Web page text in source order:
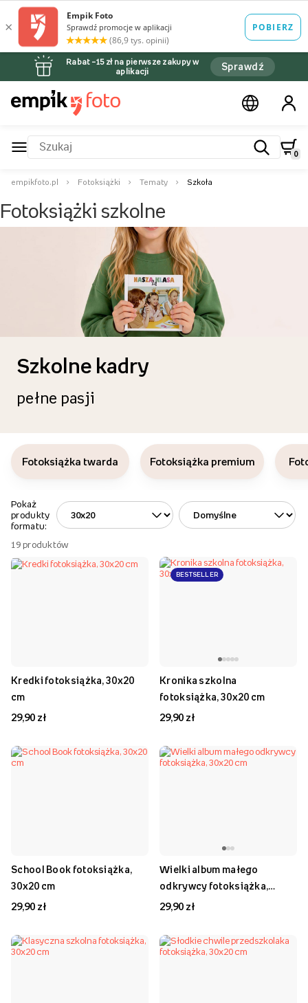
Rabat –15 zł na pierwsze zakupy w
aplikacji
Sprawdź
0
empikfoto.pl Fotoksiążki Tematy Szkoła
Fotoksiążki szkolne
Szkolne kadry
pełne pasji
Fotoksiążka twarda Fotoksiążka premium
Pokaż
produkty
formatu:
19 produktów
Kredki fotoksiążka, 30x20
cm
29,90 zł
BESTSELLER
Kronika szkolna
fotoksiążka, 30x20 cm
29,90 zł
School Book fotoksiążka,
30x20 cm
29,90 zł
Wielki album małego
odkrywcy fotoksiążka,
30x20 cm
29,90 zł